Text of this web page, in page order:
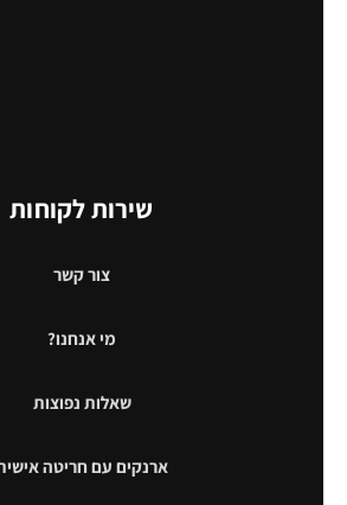
שירות לקוחות
צור קשר
מי אנחנו?
שאלות נפוצות
ארנקים עם חריטה אישית